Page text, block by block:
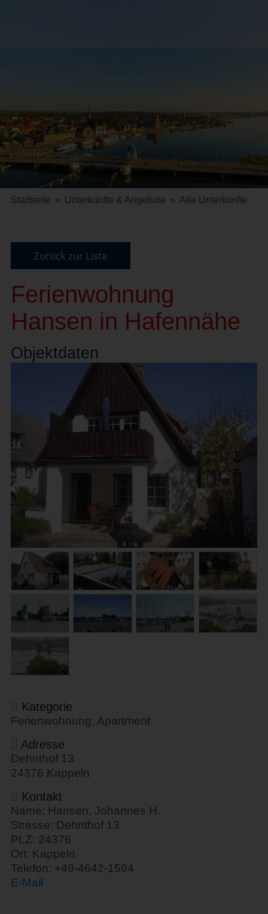
Startseite » Unterkünfte & Angebote » Alle Unterkünfte
Zurück zur Liste
Ferienwohnung
Hansen in Hafennähe
Objektdaten
Kategorie
Ferienwohnung, Apartment
Adresse
Dehnthof 13
24376 Kappeln
Kontakt
Name: Hansen, Johannes H.
Strasse: Dehnthof 13
PLZ: 24376
Ort: Kappeln
Telefon: +49-4642-1594
E-Mail